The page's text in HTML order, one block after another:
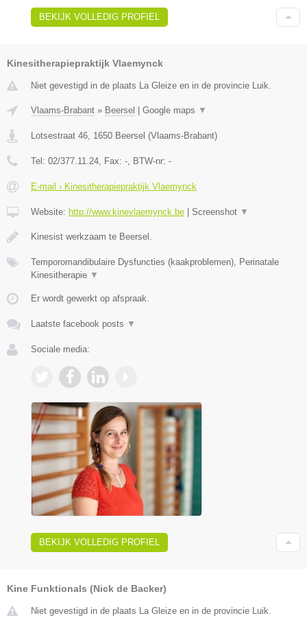
BEKIJK VOLLEDIG PROFIEL
Kinesitherapiepraktijk Vlaemynck
Niet gevestigd in de plaats La Gleize en in de provincie Luik.
Vlaams-Brabant » Beersel Google maps ▼
Lotsestraat 46 1650 Beersel (Vlaams-Brabant)
Tel: 02/377.11.24 , Fax: - , BTW-nr: -
E-mail › Kinesitherapiepraktijk Vlaemynck
Website: http://www.kinevlaemynck.be Screenshot ▼
Kinesist werkzaam te Beersel.
Temporomandibulaire Dysfuncties (kaakproblemen), Perinatale
Kinesitherapie ▼
Er wordt gewerkt op afspraak.
Laatste facebook posts ▼
Sociale media:
BEKIJK VOLLEDIG PROFIEL
Kine Funktionals (Nick de Backer)
Niet gevestigd in de plaats La Gleize en in de provincie Luik.